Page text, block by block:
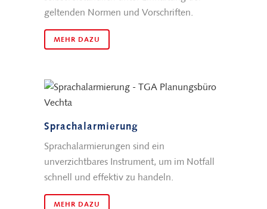
geltenden Normen und Vorschriften.
MEHR DAZU
Sprachalarmierung
Sprachalarmierungen sind ein
unverzichtbares Instrument, um im Notfall
schnell und effektiv zu handeln.
MEHR DAZU